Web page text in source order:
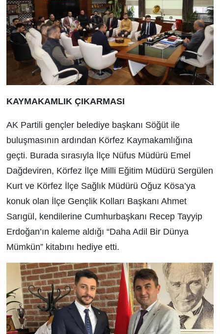
KAYMAKAMLIK ÇIKARMASI
AK Partili gençler belediye başkanı Söğüt ile
buluşmasının ardından Körfez Kaymakamlığına
geçti. Burada sırasıyla İlçe Nüfus Müdürü Emel
Dağdeviren, Körfez İlçe Milli Eğitim Müdürü Sergülen
Kurt ve Körfez İlçe Sağlık Müdürü Oğuz Kösa’ya
konuk olan İlçe Gençlik Kolları Başkanı Ahmet
Sarıgül, kendilerine Cumhurbaşkanı Recep Tayyip
Erdoğan’ın kaleme aldığı “Daha Adil Bir Dünya
Mümkün”kitabını hediye etti.